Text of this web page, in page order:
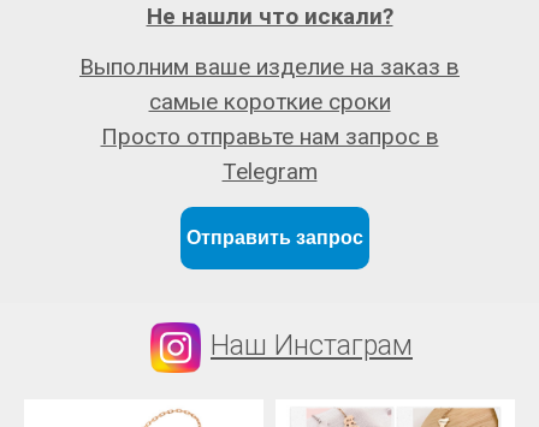
Отправить запрос
Выполним ваше изделие на заказ в
самые короткие сроки
Просто отправьте нам запрос в
Telegram
Не нашли что искали?
Наш Инстаграм